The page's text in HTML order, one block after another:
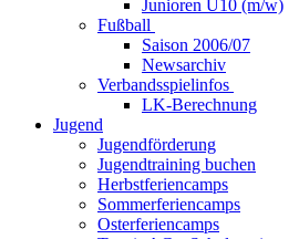
Junioren U10 (m/w)
Fußball
Saison 2006/07
Newsarchiv
Verbandsspielinfos
LK-Berechnung
Jugend
Jugendförderung
Jugendtraining buchen
Herbstferiencamps
Sommerferiencamps
Osterferiencamps